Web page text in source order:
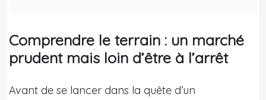
Comprendre le terrain : un marché
prudent mais loin d’être à l’arrêt
Avant de se lancer dans la quête d’un